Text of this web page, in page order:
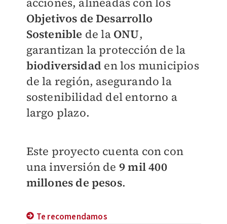
Objetivos de Desarrollo
Sostenible de la ONU,
garantizan la protección de la
biodiversidad en los municipios
de la región, asegurando la
sostenibilidad del entorno a
largo plazo.
Este proyecto cuenta con con
una inversión de 9 mil 400
millones de pesos.
Te recomendamos